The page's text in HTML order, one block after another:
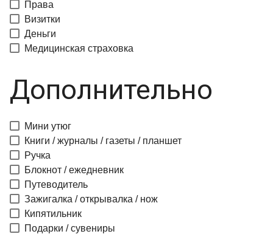
Права
Визитки
Деньги
Медицинская страховка
Дополнительно
Мини утюг
Книги / журналы / газеты / планшет
Ручка
Блокнот / ежедневник
Путеводитель
Зажигалка / открывалка / нож
Кипятильник
Подарки / сувениры